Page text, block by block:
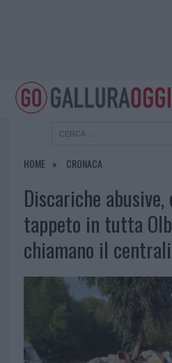
HOME CRONACA
Discariche
tappeto in tutta
chiamano il